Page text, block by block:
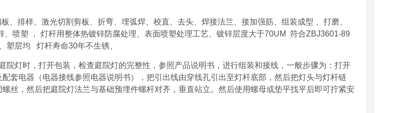
、排样、激光切割剪板、折弯、埋弧焊、校直、去头、焊接法兰、接加强筋、组装成型 、打磨、
、喷塑 ， 灯杆用整体热镀锌防腐处理、表面喷塑处理工艺、镀锌层度大于70UM 符合ZBJ3601-89
塑层均 灯杆寿命30年不生锈、
院灯时，打开包装，检查庭院灯的完整性，参照产品说明书，进行组装和接线，一般步骤为：打开
套电器（电器接线参照电器说明书），把引出线由穿线孔引出至灯杆底部，然后把灯头与灯杆链
丝，然后把庭院灯法兰与基础预埋件螺杆对齐，垂直站立。然后使用螺母或垫平找平后即可拧紧安